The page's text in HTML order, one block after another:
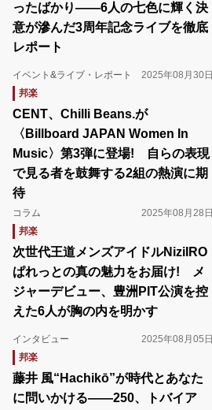
ったばかり――6人の七色に輝く決
意が滲んだ3周年記念ライブを徹底
レポート
イベント&ライブ・レポート
2025年08月30日
邦楽
CENT、Chilli Beans.が
〈Billboard JAPAN Women In
Music〉第3弾に登場! 自らの表現
で見る者を鼓舞する2組の熱演に期
待
コラム
2025年08月28日
邦楽
次世代王道メンズアイドルNiziIRO
ぱれっとの真の魅力をお届け! メ
ジャーデビュー、豊洲PIT公演を控
えた6人が胸の内を明かす
インタビュー
2025年08月05日
邦楽
藤井 風“Hachikō”が時代とあなた
に問いかける――250、トバイア